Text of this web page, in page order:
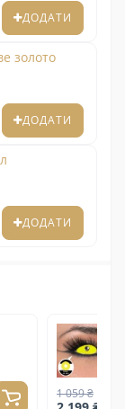
ДОДАТИ
золото
ДОДАТИ
ДОДАТИ
1 059 ₴